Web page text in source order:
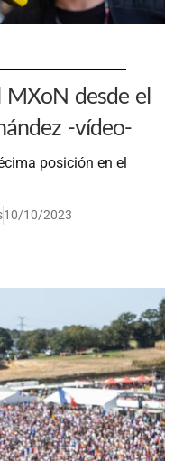
MXoN desde el
-vídeo-
posición en el
10/10/2023